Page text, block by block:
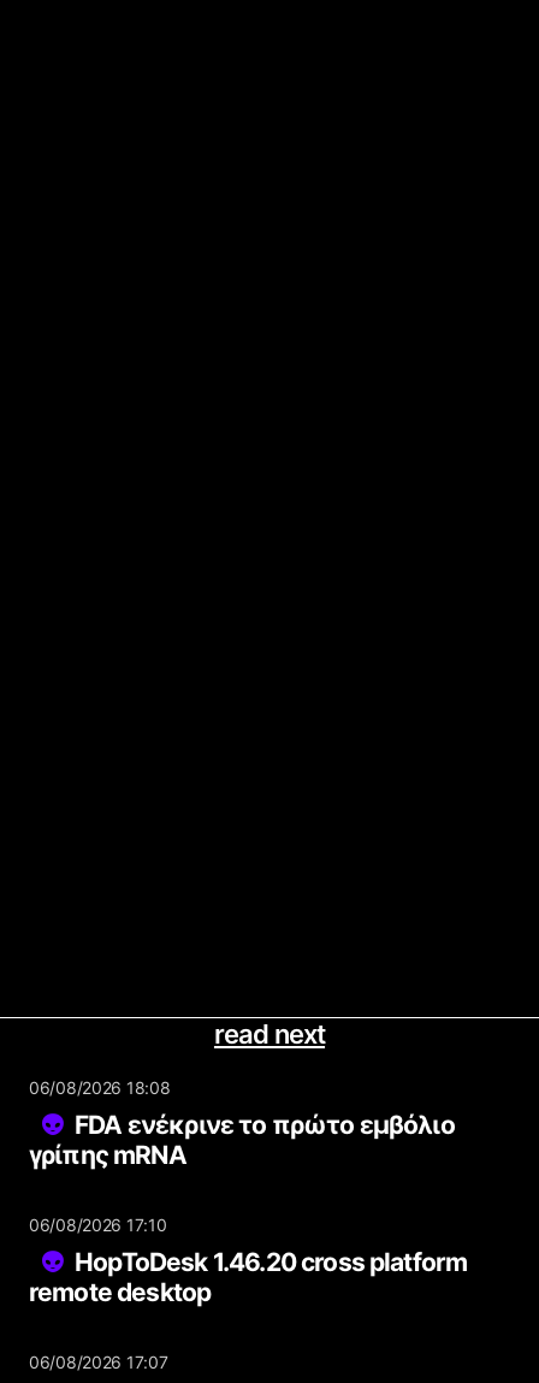
read next
06/08/2026 18:08
FDA ενέκρινε το πρώτο εμβόλιο
γρίπης mRNA
06/08/2026 17:10
HopToDesk 1.46.20 cross platform
remote desktop
06/08/2026 17:07